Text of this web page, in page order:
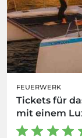
FEUERWERK
Tickets für
mit einem